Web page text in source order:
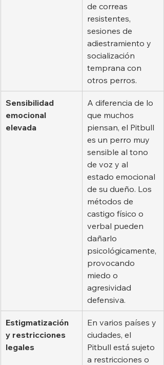
de correas
resistentes,
sesiones de
adiestramiento y
socialización
temprana con
otros perros.
Sensibilidad
emocional
elevada
A diferencia de lo
que muchos
piensan, el Pitbull
es un perro muy
sensible al tono
de voz y al
estado emocional
de su dueño. Los
métodos de
castigo físico o
verbal pueden
dañarlo
psicológicamente,
provocando
miedo o
agresividad
defensiva.
Estigmatización
y restricciones
legales
En varios países y
ciudades, el
Pitbull está sujeto
a restricciones o